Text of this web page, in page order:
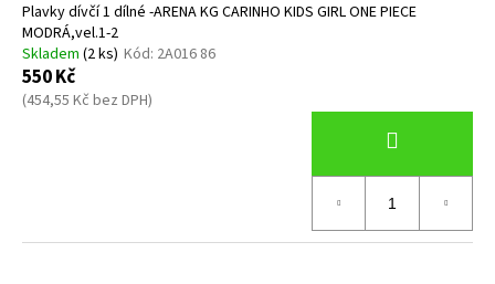
Plavky dívčí 1 dílné -ARENA KG CARINHO KIDS GIRL ONE PIECE
MODRÁ,vel.1-2
Skladem (2 ks) Kód: 2A016 86
550 Kč
(454,55 Kč bez DPH)